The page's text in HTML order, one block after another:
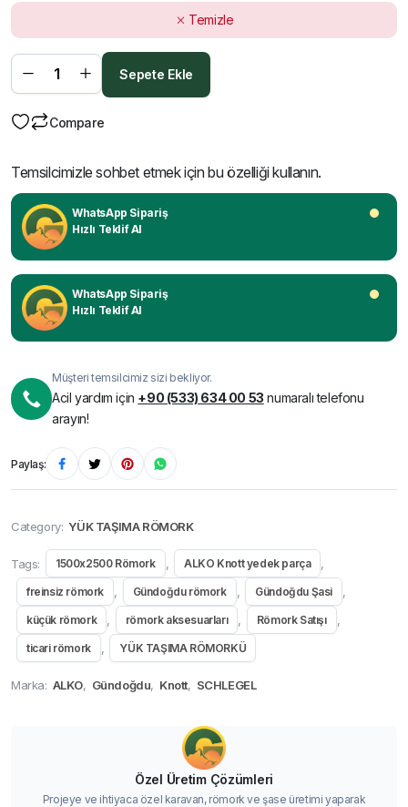
Temizle
Sepete Ekle
Compare
Temsilcimizle sohbet etmek için bu özelliği kullanın.
WhatsApp Sipariş
Hızlı Teklif Al
WhatsApp Sipariş
Hızlı Teklif Al
Müşteri temsilcimiz sizi bekliyor.
Acil yardım için +90 (533) 634 00 53 numaralı telefonu
arayın!
Paylaş:
Category: YÜK TAŞIMA RÖMORK
Tags: 1500x2500 Römork , ALKO Knott yedek parça ,
freinsiz römork , Gündoğdu römork , Gündoğdu Şasi ,
küçük römork , römork aksesuarları , Römork Satışı ,
ticari römork , YÜK TAŞIMA RÖMORKÜ
Marka: ALKO, Gündoğdu, Knott, SCHLEGEL
Özel Üretim Çözümleri
Projeye ve ihtiyaca özel karavan, römork ve şase üretimi yaparak